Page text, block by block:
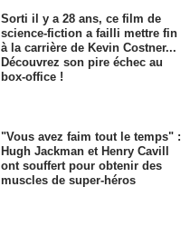
Sorti il y a 28 ans, ce film de
science-fiction a failli mettre fin
à la carrière de Kevin Costner...
Découvrez son pire échec au
box-office !
"Vous avez faim tout le temps" :
Hugh Jackman et Henry Cavill
ont souffert pour obtenir des
muscles de super-héros